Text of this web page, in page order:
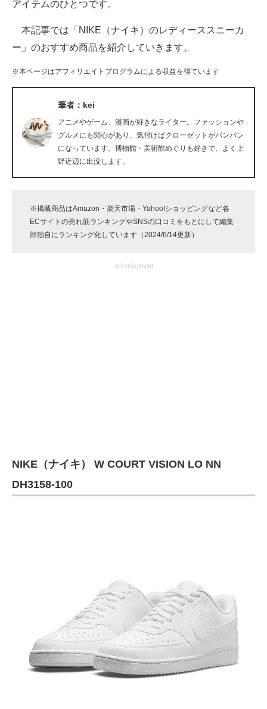
企業ITのトレンドを詳説
経営リーダーのコミュニティ
マーケ×ITの今がよく分かる
ITエンジニア向け専門サイト
企業向けIT製品の総合サイト
IT製品の技術・比較・事例
モノづくり技術者専門サイト
アイテムのひとつです。
本記事では「NIKE（ナイキ）のレディーススニーカ
ー」のおすすめ商品を紹介していきます。
※本ページはアフィリエイトプログラムによる収益を得ています
筆者：kei
アニメやゲーム、漫画が好きなライター。ファッションや
グルメにも関心があり、気付けばクローゼットがパンパン
になっています。博物館・美術館めぐりも好きで、よく上
野近辺に出没します。
※掲載商品はAmazon・楽天市場・Yahoo!ショッピングなど各
ECサイトの売れ筋ランキングやSNSの口コミをもとにして編集
部独自にランキング化しています（2024/6/14更新）
advertisement
NIKE（ナイキ） W COURT VISION LO NN
DH3158-100